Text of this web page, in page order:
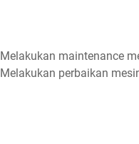
Melakukan maintenance
Melakukan perbaikan